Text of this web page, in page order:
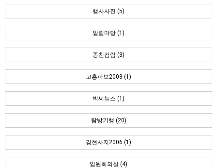
행사사진 (5)
알림마당 (1)
종친컴럼 (3)
고흥파보2003 (1)
박씨뉴스 (1)
탐방기행 (20)
경현사지2006 (1)
임원회의실 (4)